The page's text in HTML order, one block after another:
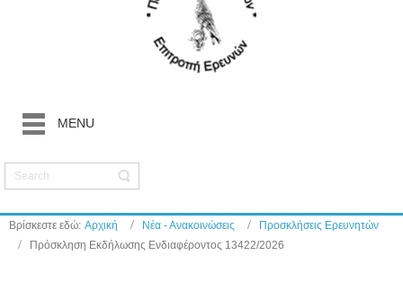
MENU
Βρίσκεστε εδώ: Αρχική Νέα - Ανακοινώσεις
Προσκλήσεις Ερευνητών
Πρόσκληση Εκδήλωσης Ενδιαφέροντος 13422/2026